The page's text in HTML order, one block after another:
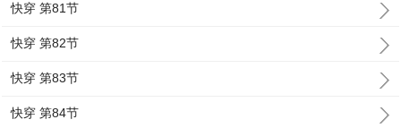
快穿 第81节
快穿 第82节
快穿 第83节
快穿 第84节